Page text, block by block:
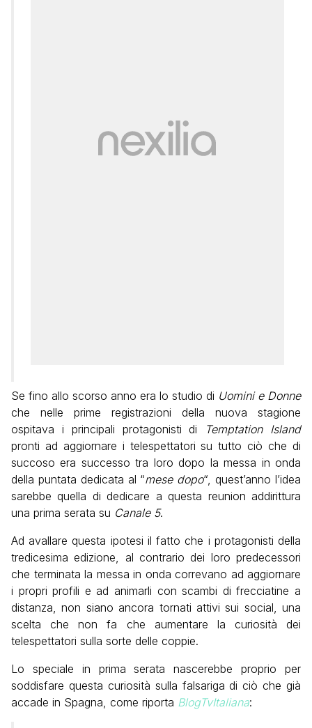
Se fino allo scorso anno era lo studio di Uomini e Donne
che nelle prime registrazioni della nuova stagione
ospitava i principali protagonisti di
Temptation Island
pronti ad aggiornare i telespettatori su tutto ciò che di
succoso era successo tra loro dopo la messa in onda
della puntata dedicata al “mese dopo“, quest’anno l’idea
sarebbe quella di dedicare a questa reunion addirittura
una prima serata su Canale 5.
Ad avallare questa ipotesi il fatto che i protagonisti della
tredicesima edizione, al contrario dei loro predecessori
che terminata la messa in onda correvano ad aggiornare
i propri profili e ad animarli con scambi di frecciatine a
distanza, non siano ancora tornati attivi sui social, una
scelta che non fa che aumentare la curiosità dei
telespettatori sulla sorte delle coppie.
Lo speciale in prima serata nascerebbe proprio per
soddisfare questa curiosità sulla falsariga di ciò che già
accade in Spagna, come riporta BlogTvItaliana: